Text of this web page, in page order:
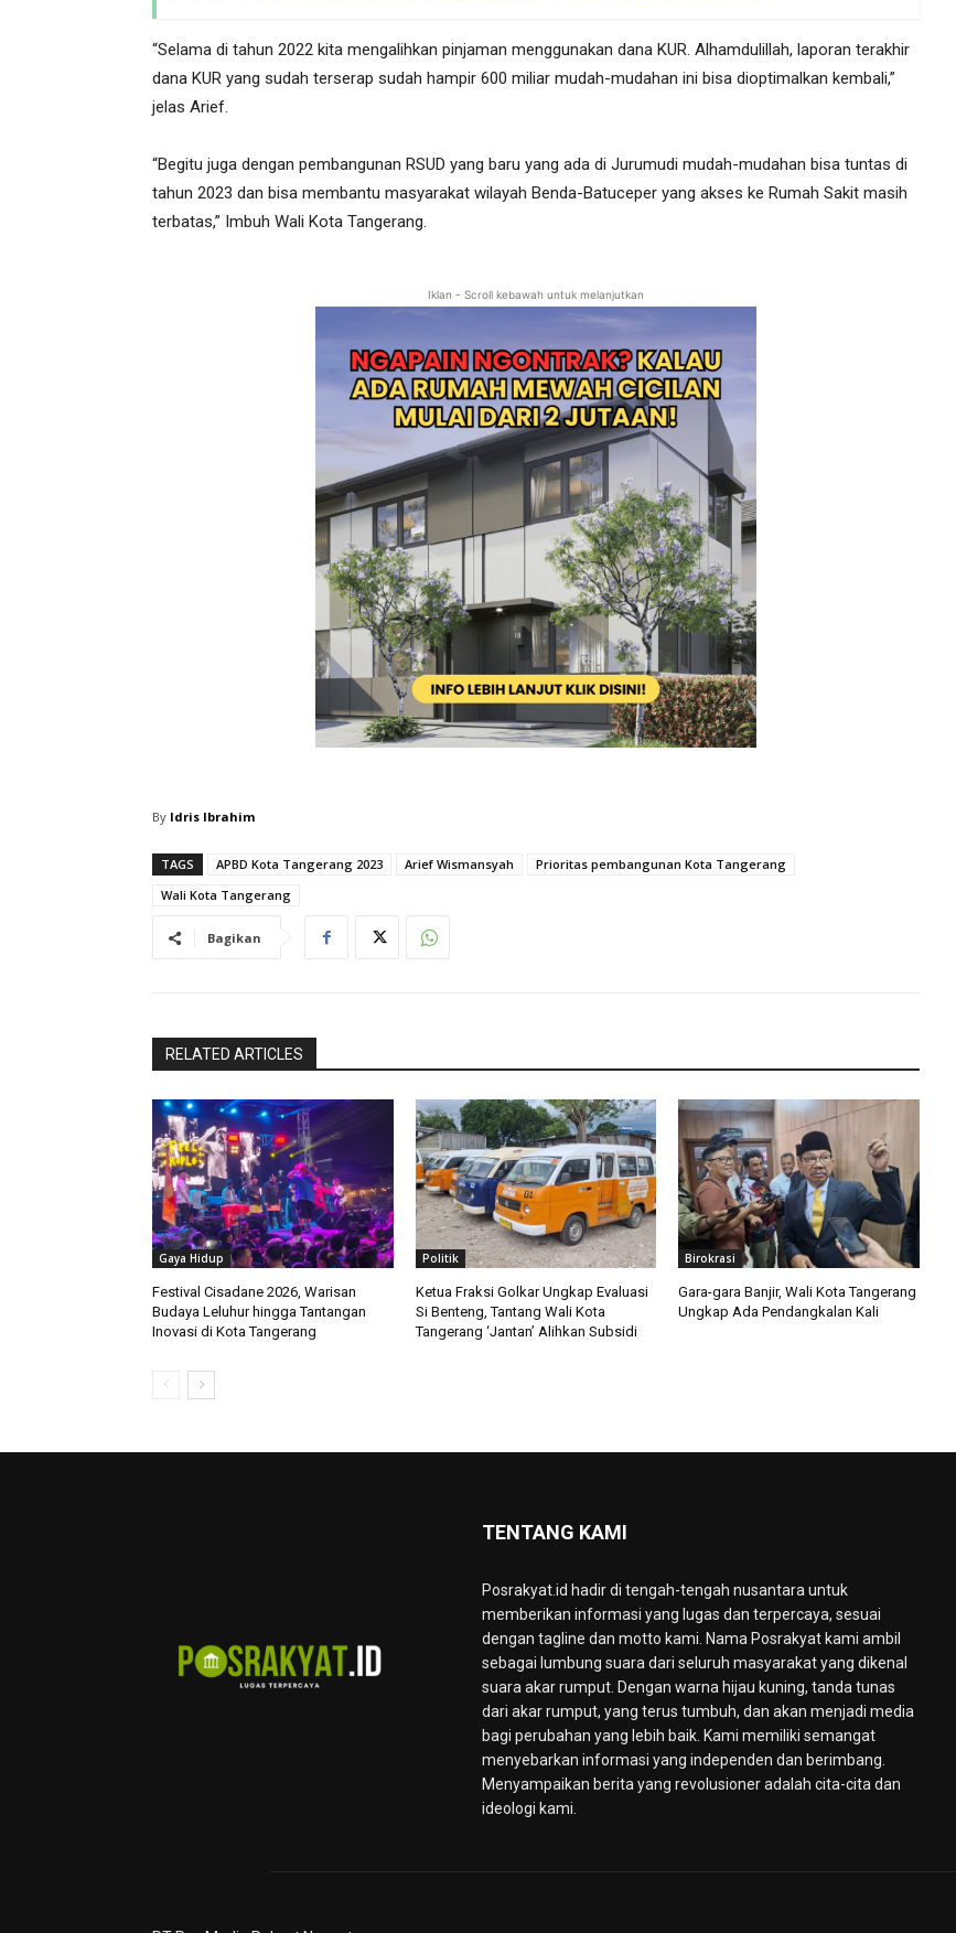
“Selama di tahun 2022 kita mengalihkan pinjaman menggunakan dana KUR. Alhamdulillah, laporan terakhir
dana KUR yang sudah terserap sudah hampir 600 miliar mudah-mudahan ini bisa dioptimalkan kembali,”
jelas Arief.
“Begitu juga dengan pembangunan RSUD yang baru yang ada di Jurumudi mudah-mudahan bisa tuntas di
tahun 2023 dan bisa membantu masyarakat wilayah Benda-Batuceper yang akses ke Rumah Sakit masih
terbatas,” Imbuh Wali Kota Tangerang.
Iklan - Scroll kebawah untuk melanjutkan
By Idris Ibrahim
TAGS APBD Kota Tangerang 2023 Arief Wismansyah
Prioritas pembangunan Kota Tangerang
Wali Kota Tangerang
Bagikan
RELATED ARTICLES
Gaya Hidup
Festival Cisadane 2026, Warisan
Budaya Leluhur hingga Tantangan
Inovasi di Kota Tangerang
Politik
Ketua Fraksi Golkar Ungkap Evaluasi
Si Benteng, Tantang Wali Kota
Tangerang ‘Jantan’ Alihkan Subsidi
Birokrasi
Gara-gara Banjir, Wali Kota Tangerang
Ungkap Ada Pendangkalan Kali
TENTANG KAMI
Posrakyat.id hadir di tengah-tengah nusantara untuk
memberikan informasi yang lugas dan terpercaya, sesuai
dengan tagline dan motto kami. Nama Posrakyat kami ambil
sebagai lumbung suara dari seluruh masyarakat yang dikenal
suara akar rumput. Dengan warna hijau kuning, tanda tunas
dari akar rumput, yang terus tumbuh, dan akan menjadi media
bagi perubahan yang lebih baik. Kami memiliki semangat
menyebarkan informasi yang independen dan berimbang.
Menyampaikan berita yang revolusioner adalah cita-cita dan
ideologi kami.